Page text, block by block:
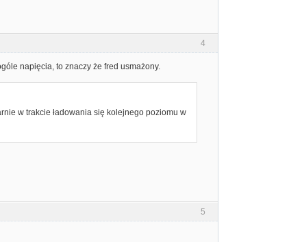
4
napięcia, to znaczy że fred usmażony.
w trakcie ładowania się kolejnego poziomu w
5